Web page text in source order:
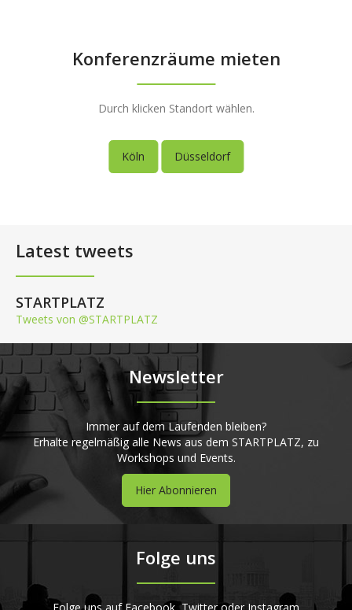
Konferenzräume mieten
Durch klicken Standort wählen.
Köln Düsseldorf
Latest tweets
STARTPLATZ
Tweets von @STARTPLATZ
Newsletter
Immer auf dem Laufenden bleiben?
Erhalte regelmäßig alle News aus dem STARTPLATZ, zu
Workshops und Events.
Hier Abonnieren
Folge uns